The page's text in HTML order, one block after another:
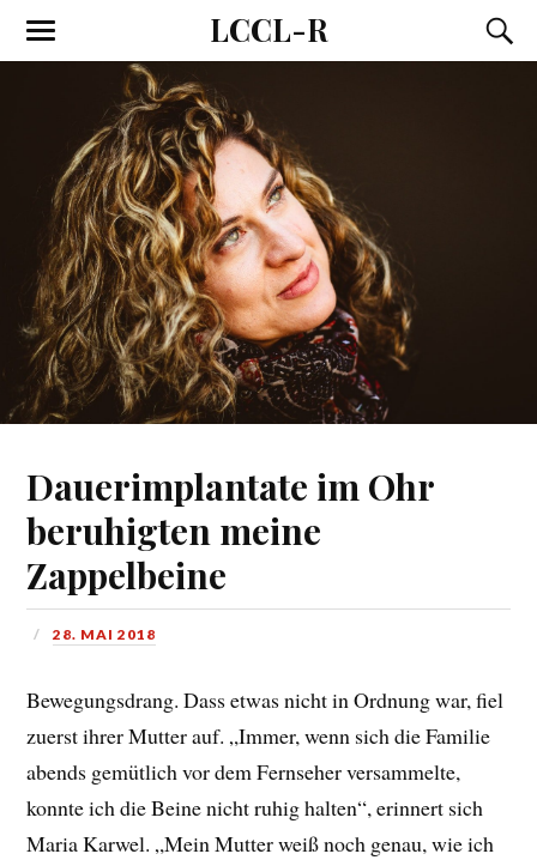
LCCL-R
Dauerimplantate im Ohr
beruhigten meine
Zappelbeine
28. MAI 2018
Bewegungsdrang. Dass etwas nicht in Ordnung war, fiel
zuerst ihrer Mutter auf. „Immer, wenn sich die Familie
abends gemütlich vor dem Fernseher versammelte,
konnte ich die Beine nicht ruhig halten“, erinnert sich
Maria Karwel. „Mein Mutter weiß noch genau, wie ich